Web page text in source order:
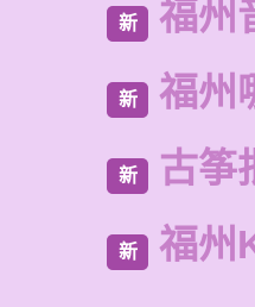
新 福州
新 福州
新 古筝
新 福州